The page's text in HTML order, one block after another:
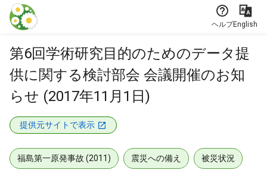
本文に飛ぶ
ヘルプEnglish
第6回学術研究目的のためのデータ提
供に関する検討部会 会議開催のお知
らせ (2017年11月1日)
提供元サイトで表示
福島第一原発事故 (2011) 震災への備え 被災状況